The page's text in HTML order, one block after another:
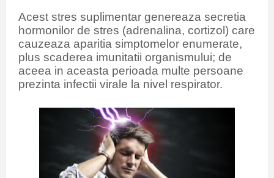
Acest stres suplimentar genereaza secretia
hormonilor de stres (adrenalina, cortizol) care
cauzeaza aparitia simptomelor enumerate,
plus scaderea imunitatii organismului; de
aceea in aceasta perioada multe persoane
prezinta infectii virale la nivel respirator.